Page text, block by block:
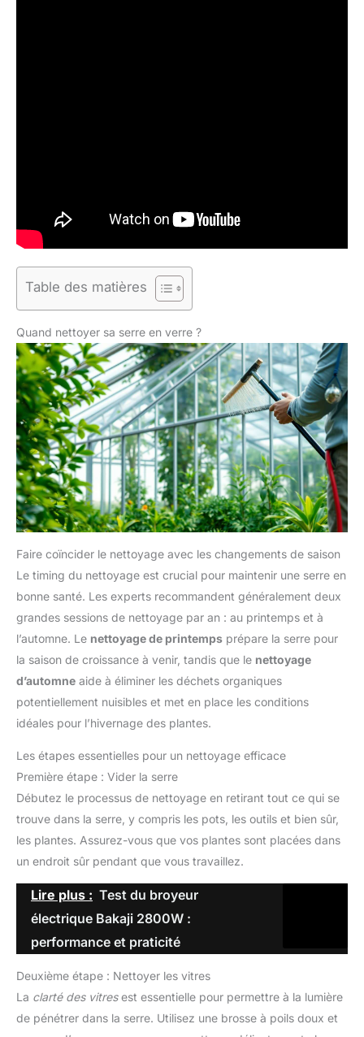
Table des matières
Quand nettoyer sa serre en verre ?
Faire coïncider le nettoyage avec les changements de saison
Le timing du nettoyage est crucial pour maintenir une serre en
bonne santé. Les experts recommandent généralement deux
grandes sessions de nettoyage par an : au printemps et à
l’automne. Le nettoyage de printemps prépare la serre pour
la saison de croissance à venir, tandis que le nettoyage
d’automne aide à éliminer les déchets organiques
potentiellement nuisibles et met en place les conditions
idéales pour l’hivernage des plantes.
Les étapes essentielles pour un nettoyage efficace
Première étape : Vider la serre
Débutez le processus de nettoyage en retirant tout ce qui se
trouve dans la serre, y compris les pots, les outils et bien sûr,
les plantes. Assurez-vous que vos plantes sont placées dans
un endroit sûr pendant que vous travaillez.
Lire plus : Test du broyeur
électrique Bakaji 2800W :
performance et praticité
Deuxième étape : Nettoyer les vitres
La clarté des vitresest essentielle pour permettre à la lumière
de pénétrer dans la serre. Utilisez une brosse à poils doux et